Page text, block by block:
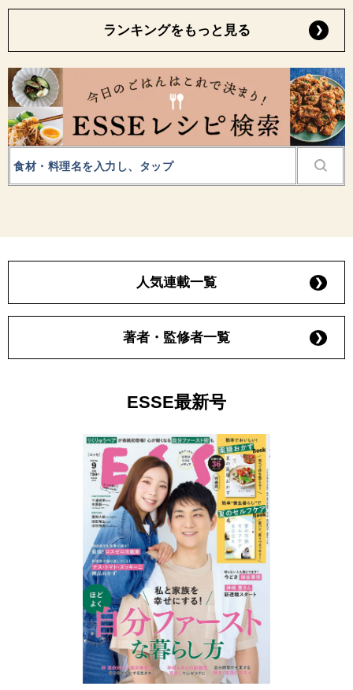
ランキングをもっと見る
人気連載一覧
著者・監修者一覧
ESSE最新号